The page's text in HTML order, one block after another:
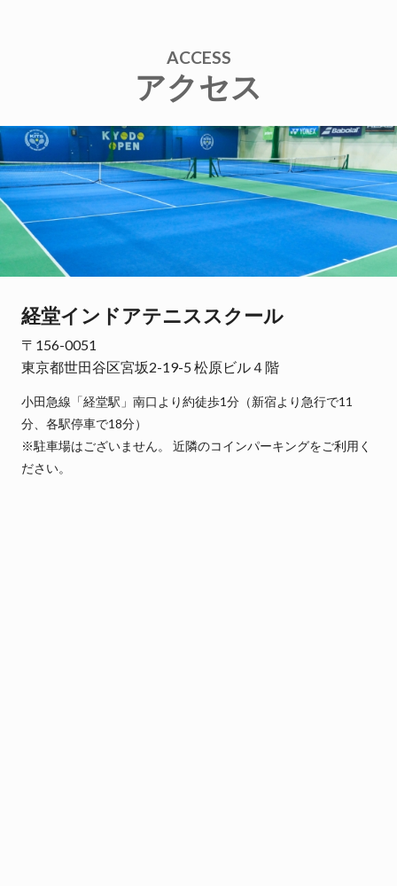
ACCESS
アクセス
経堂インドアテニススクール
〒156-0051
東京都世田谷区宮坂2-19-5 松原ビル４階
小田急線「経堂駅」南口より約徒歩1分（新宿より急行で11
分、各駅停車で18分）
※駐車場はございません。 近隣のコインパーキングをご利用く
ださい。